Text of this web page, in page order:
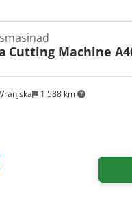
1 588 km
Cutting Machine